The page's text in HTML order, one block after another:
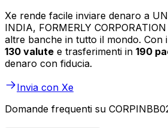
Xe rende facile inviare denaro a
INDIA, FORMERLY
altre banche in tutto il mondo.
130 valute e trasferimenti in 190
denaro con fiducia.
Invia con Xe
Domande frequenti su